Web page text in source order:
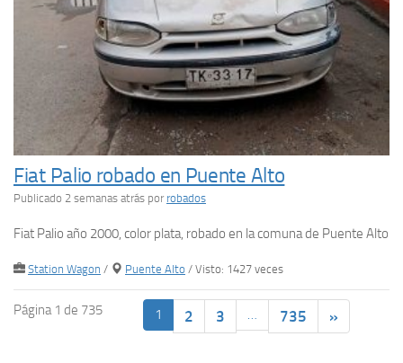
Fiat Palio robado en Puente Alto
Publicado 2 semanas atrás por robados
Fiat Palio año 2000, color plata, robado en la comuna de Puente Alto
Station Wagon / Puente Alto / Visto: 1427 veces
Página 1 de 735 1 2 3 … 735 »